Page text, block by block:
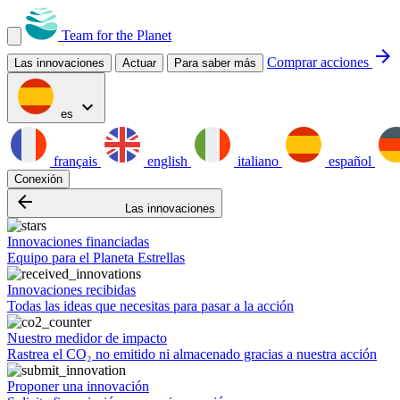
Team for the Planet
Las innovaciones Actuar Para saber más Comprar acciones arrow_forward
es expand_more
français english italiano español
Conexión
arrow_backward Las innovaciones
Innovaciones financiadas
Equipo para el Planeta Estrellas
Innovaciones recibidas
Todas las ideas que necesitas para pasar a la acción
Nuestro medidor de impacto
Rastrea el CO₂ no emitido ni almacenado gracias a nuestra acción
Proponer una innovación